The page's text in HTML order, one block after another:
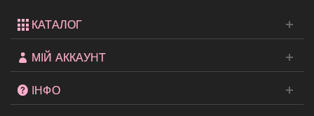
КАТАЛОГ
МІЙ АККАУНТ
ІНФО